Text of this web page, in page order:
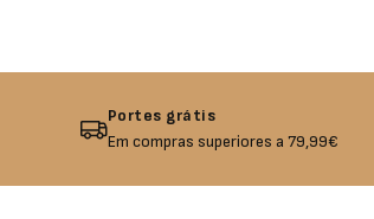
Portes grátis
Em compras superiores a 79,99€